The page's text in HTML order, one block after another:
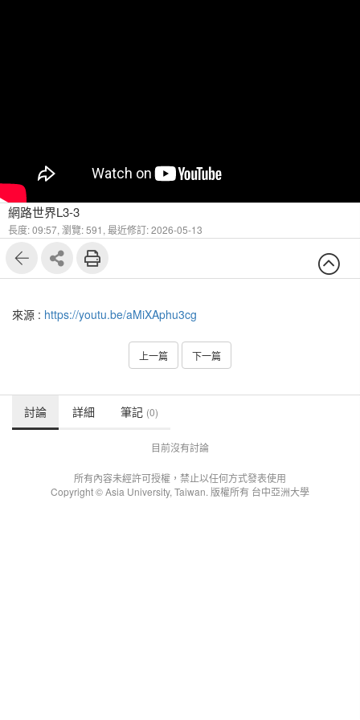
網路世界L3-3
長度: 09:57, 瀏覽: 591, 最近修訂: 2026-05-13
來源 : https://youtu.be/aMiXAphu3cg
上一篇 下一篇
討論 詳細 筆記 (0)
目前沒有討論
所有內容未經許可授權，禁止以任何方式發表使用
Copyright © Asia University, Taiwan. 版權所有 台中亞洲大學